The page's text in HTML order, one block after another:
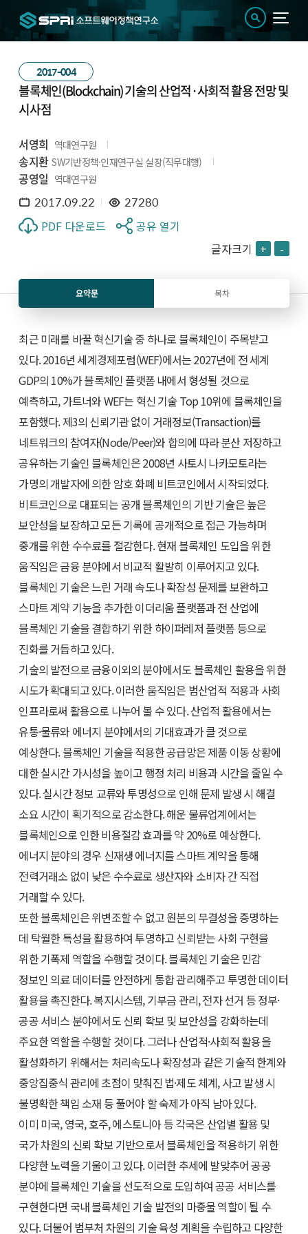
2017-004
블록체인(Blockchain) 기술의 산업적·사회적 활용 전망 및
시사점
서영희 역대연구원
송지환 SW기반정책·인재연구실 실장(직무대행)
공영일 역대연구원
2017.09.22 27280
PDF 다운로드
공유 열기
글자크기 + -
요약문 목차
최근 미래를 바꿀 혁신기술 중 하나로 블록체인이 주목받고
있다. 2016년 세계경제포럼(WEF)에서는 2027년에 전 세계
GDP의 10%가 블록체인 플랫폼 내에서 형성될 것으로
예측하고, 가트너와 WEF는 혁신 기술 Top 10위에 블록체인을
포함했다. 제3의 신뢰기관 없이 거래정보(Transaction)를
네트워크의 참여자(Node/Peer)와 합의에 따라 분산 저장하고
공유하는 기술인 블록체인은 2008년 사토시 나카모토라는
가명의 개발자에 의한 암호 화폐 비트코인에서 시작되었다.
비트코인으로 대표되는 공개 블록체인의 기반 기술은 높은
보안성을 보장하고 모든 기록에 공개적으로 접근 가능하며
중개를 위한 수수료를 절감한다. 현재 블록체인 도입을 위한
움직임은 금융 분야에서 비교적 활발히 이루어지고 있다.
블록체인 기술은 느린 거래 속도나 확장성 문제를 보완하고
스마트 계약 기능을 추가한 이더리움 플랫폼과 전 산업에
블록체인 기술을 결합하기 위한 하이퍼레저 플랫폼 등으로
진화를 거듭하고 있다.
기술의 발전으로 금융이외의 분야에서도 블록체인 활용을 위한
시도가 확대되고 있다. 이러한 움직임은 범산업적 적용과 사회
인프라로써 활용으로 나누어 볼 수 있다. 산업적 활용에서는
유통·물류와 에너지 분야에서의 기대효과가 클 것으로
예상한다. 블록체인 기술을 적용한 공급망은 제품 이동 상황에
대한 실시간 가시성을 높이고 행정 처리 비용과 시간을 줄일 수
있다. 실시간 정보 교류와 투명성으로 인해 문제 발생 시 해결
소요 시간이 획기적으로 감소한다. 해운 물류업계에서는
블록체인으로 인한 비용절감 효과를 약 20%로 예상한다.
에너지 분야의 경우 신재생 에너지를 스마트 계약을 통해
전력거래소 없이 낮은 수수료로 생산자와 소비자 간 직접
거래할 수 있다.
또한 블록체인은 위변조할 수 없고 원본의 무결성을 증명하는
데 탁월한 특성을 활용하여 투명하고 신뢰받는 사회 구현을
위한 기폭제 역할을 수행할 것이다. 블록체인 기술은 민감
정보인 의료 데이터를 안전하게 통합 관리해주고 투명한 데이터
활용을 촉진한다. 복지시스템, 기부금 관리, 전자 선거 등 정부·
공공 서비스 분야에서도 신뢰 확보 및 보안성을 강화하는데
주요한 역할을 수행할 것이다. 그러나 산업적·사회적 활용을
활성화하기 위해서는 처리속도나 확장성과 같은 기술적 한계와
중앙집중식 관리에 초점이 맞춰진 법·제도 체계, 사고 발생 시
불명확한 책임 소재 등 풀어야 할 숙제가 아직 남아 있다.
이미 미국, 영국, 호주, 에스토니아 등 각국은 산업별 활용 및
국가 차원의 신뢰 확보 기반으로서 블록체인을 적용하기 위한
다양한 노력을 기울이고 있다. 이러한 추세에 발맞추어 공공
분야에 블록체인 기술을 선도적으로 도입하여 공공 서비스를
구현한다면 국내 블록체인 기술 발전의 마중물 역할이 될 수
있다. 더불어 범부처 차원의 기술 육성 계획을 수립하고 다양한